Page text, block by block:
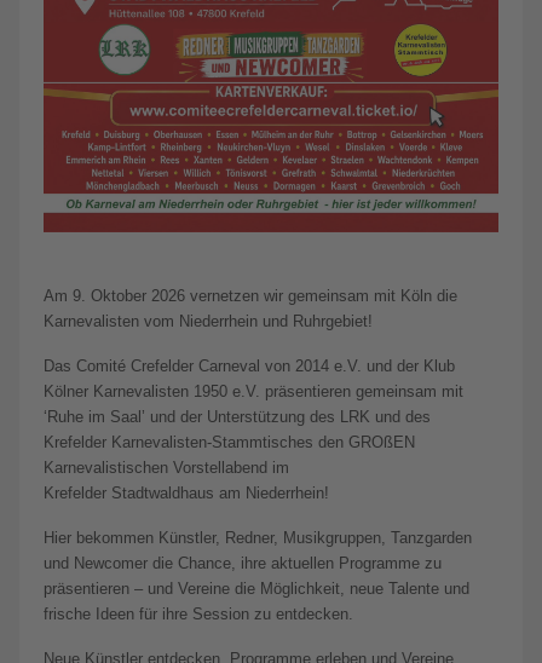
Am 9. Oktober 2026 vernetzen wir gemeinsam mit Köln die
Karnevalisten vom Niederrhein und Ruhrgebiet!
Das Comité Crefelder Carneval von 2014 e.V. und der Klub
Kölner Karnevalisten 1950 e.V. präsentieren gemeinsam mit
‘Ruhe im Saal’ und der Unterstützung des LRK und des
Krefelder Karnevalisten-Stammtisches den GROßEN
Karnevalistischen Vorstellabend im
Krefelder Stadtwaldhaus am Niederrhein!
Hier bekommen Künstler, Redner, Musikgruppen, Tanzgarden
und Newcomer die Chance, ihre aktuellen Programme zu
präsentieren – und Vereine die Möglichkeit, neue Talente und
frische Ideen für ihre Session zu entdecken.
Neue Künstler entdecken, Programme erleben und Vereine